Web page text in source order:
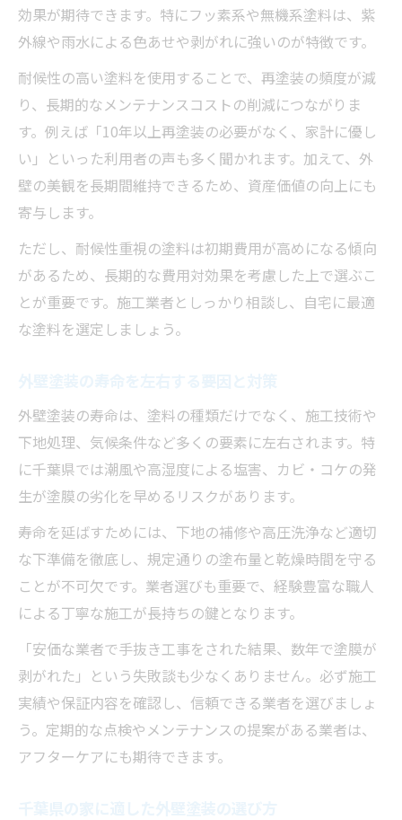
効果が期待できます。特にフッ素系や無機系塗料は、紫
外線や雨水による色あせや剥がれに強いのが特徴です。
耐候性の高い塗料を使用することで、再塗装の頻度が減
り、長期的なメンテナンスコストの削減につながりま
す。例えば「10年以上再塗装の必要がなく、家計に優し
い」といった利用者の声も多く聞かれます。加えて、外
壁の美観を長期間維持できるため、資産価値の向上にも
寄与します。
ただし、耐候性重視の塗料は初期費用が高めになる傾向
があるため、長期的な費用対効果を考慮した上で選ぶこ
とが重要です。施工業者としっかり相談し、自宅に最適
な塗料を選定しましょう。
外壁塗装の寿命は、塗料の種類だけでなく、施工技術や
下地処理、気候条件など多くの要素に左右されます。特
に千葉県では潮風や高湿度による塩害、カビ・コケの発
生が塗膜の劣化を早めるリスクがあります。
寿命を延ばすためには、下地の補修や高圧洗浄など適切
な下準備を徹底し、規定通りの塗布量と乾燥時間を守る
ことが不可欠です。業者選びも重要で、経験豊富な職人
による丁寧な施工が長持ちの鍵となります。
「安価な業者で手抜き工事をされた結果、数年で塗膜が
剥がれた」という失敗談も少なくありません。必ず施工
実績や保証内容を確認し、信頼できる業者を選びましょ
う。定期的な点検やメンテナンスの提案がある業者は、
アフターケアにも期待できます。